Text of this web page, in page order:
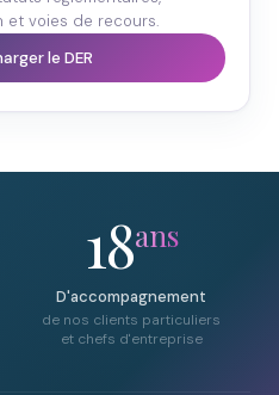
et voies de recours.
le DER
18ans
D'accompagnement
de nos clients particuliers
et chefs d'entreprise